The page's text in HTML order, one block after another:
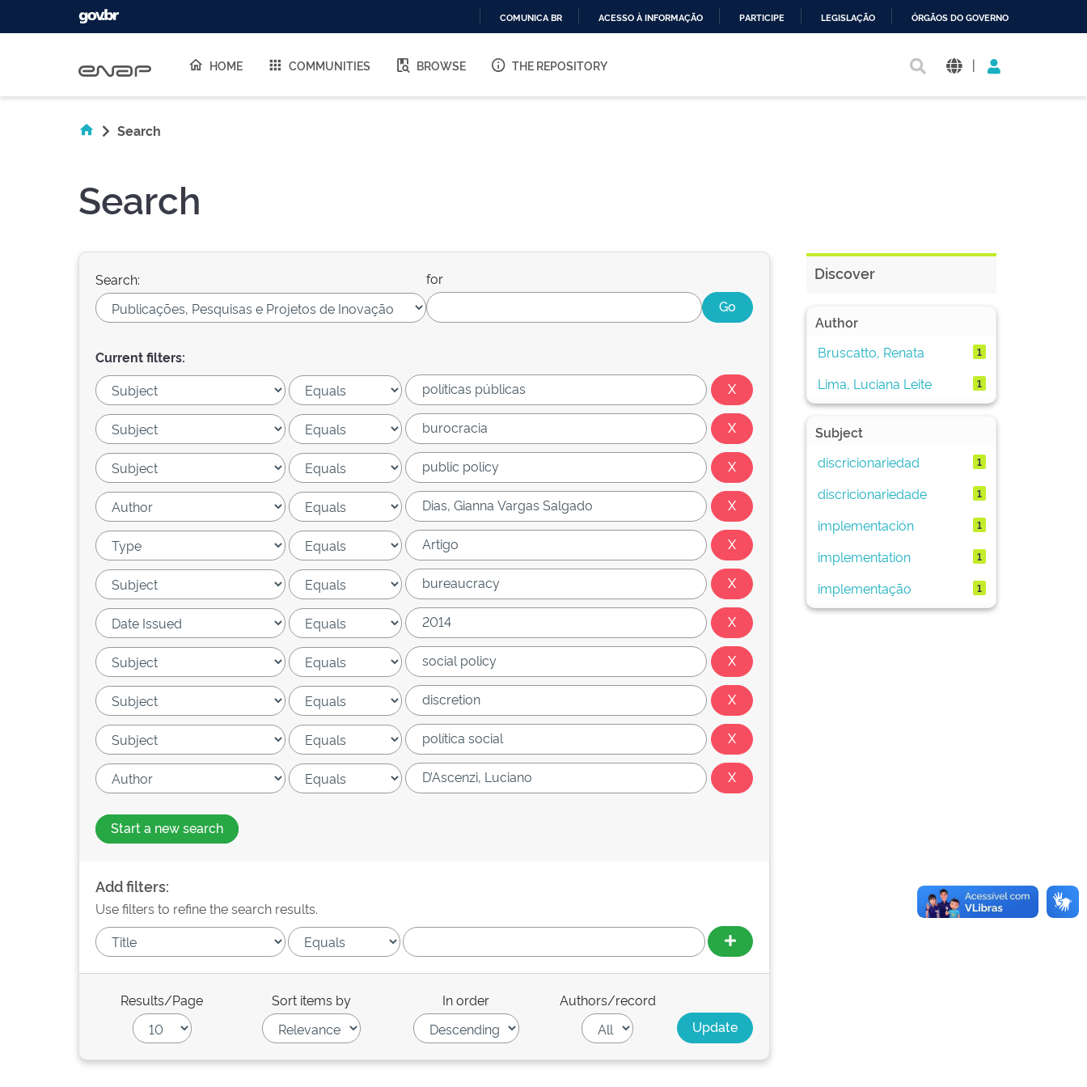
O
COMUNICA BR ACESSO À INFORMAÇÃO PARTICIPE LEGISLAÇÃO ÓRGÃOS DO GOVERNO
HOME COMMUNITIES BROWSE THE REPOSITORY |
Search
Search
Search: for
Current filters:
Start a new search
Add filters:
Use filters to refine the search results.
Results/Page Sort items by In order Authors/record
Discover
Author
Bruscatto, Renata
1
Lima, Luciana Leite 1
Subject
discricionariedad
1
discricionariedade 1
implementación 1
implementation 1
implementação 1